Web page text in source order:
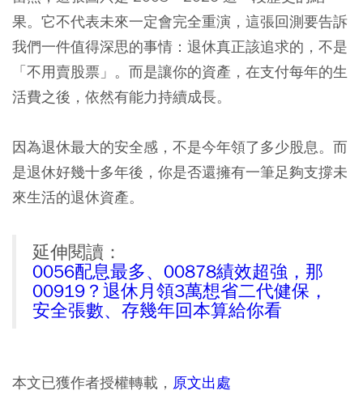
果。它不代表未來一定會完全重演，這張回測要告訴
我們一件值得深思的事情：退休真正該追求的，不是
「不用賣股票」。而是讓你的資產，在支付每年的生
活費之後，依然有能力持續成長。
因為退休最大的安全感，不是今年領了多少股息。而
是退休好幾十多年後，你是否還擁有一筆足夠支撐未
來生活的退休資產。
延伸閱讀：
0056配息最多、00878績效超強，那
00919？退休月領3萬想省二代健保，
安全張數、存幾年回本算給你看
本文已獲作者授權轉載， 原文出處